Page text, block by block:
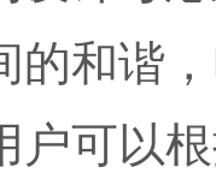
的和谐
户可以